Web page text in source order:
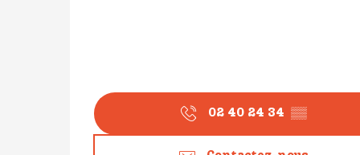
02 40 24 34 ▒▒